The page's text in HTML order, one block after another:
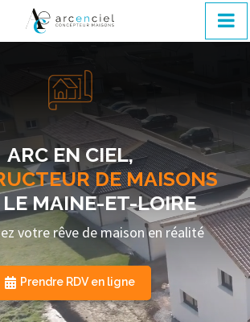
ARC EN CIEL,
DE MAISONS
MAINE-ET-LOIRE
votre rêve de maison en réalité
Prendre RDV en ligne